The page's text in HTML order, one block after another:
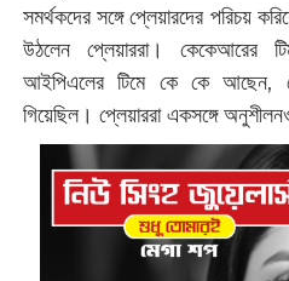
সমর্থকদের সঙ্গে প্লেয়ারদের পরিচয়
উঠলেন প্লেয়াররা।
আইপিএলের টিমে কে কে আছেন,
গিয়েছিল। প্লেয়াররা একসঙ্গে